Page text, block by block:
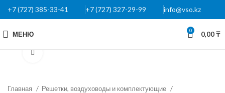
+7 (727) 385-33-41 +7 (727) 327-29-99 info@vso.kz
МЕНЮ 0 0,00₸
Главная
Решетки, воздуховоды и комплектующие